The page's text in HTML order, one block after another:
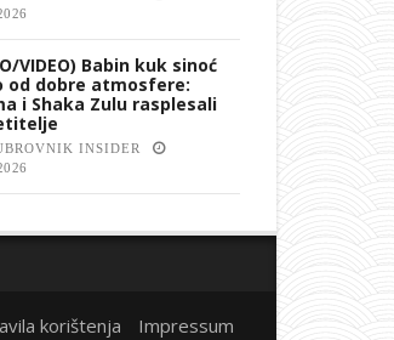
VIDEO) Babin kuk sinoć
od dobre atmosfere:
i Shaka Zulu rasplesali
INSIDER
korištenja Impressum